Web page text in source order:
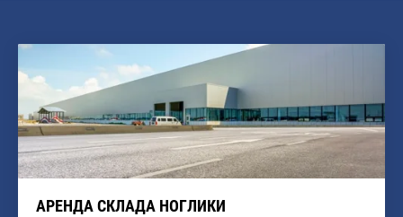
АРЕНДА СКЛАДА НОГЛИКИ